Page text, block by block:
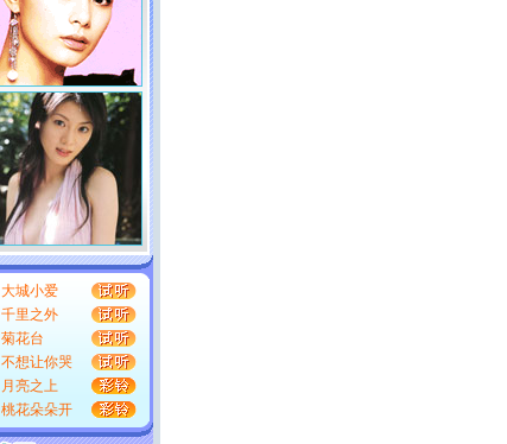
大城小爱
千里之外
菊花台
不想让你哭
月亮之上
桃花朵朵开